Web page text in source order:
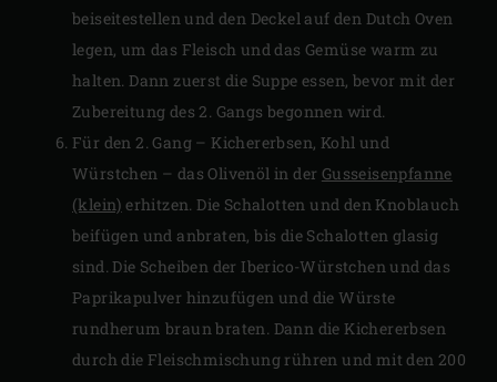
beiseitestellen und den Deckel auf den Dutch Oven
legen, um das Fleisch und das Gemüse warm zu
halten. Dann zuerst die Suppe essen, bevor mit der
Zubereitung des 2. Gangs begonnen wird.
Für den 2. Gang – Kichererbsen, Kohl und
Würstchen – das Olivenöl in der Gusseisenpfanne
(klein) erhitzen. Die Schalotten und den Knoblauch
beifügen und anbraten, bis die Schalotten glasig
sind. Die Scheiben der Iberico-Würstchen und das
Paprikapulver hinzufügen und die Würste
rundherum braun braten. Dann die Kichererbsen
durch die Fleischmischung rühren und mit den 200